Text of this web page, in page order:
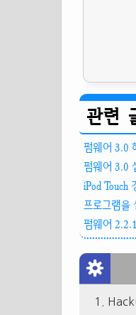
관련
펌웨어 3.0
펌웨어 3.0
iPod Touch
프로그램을
펌웨어